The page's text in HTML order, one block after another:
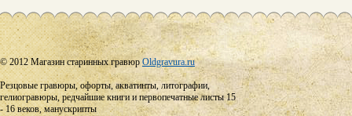
© 2012 Магазин старинных гравюрOldgravura.ru
Резцовые гравюры, офорты, акватинты, литографии,
гелиогравюры, редчайшие книги и первопечатные листы 15
- 16 веков, манускрипты